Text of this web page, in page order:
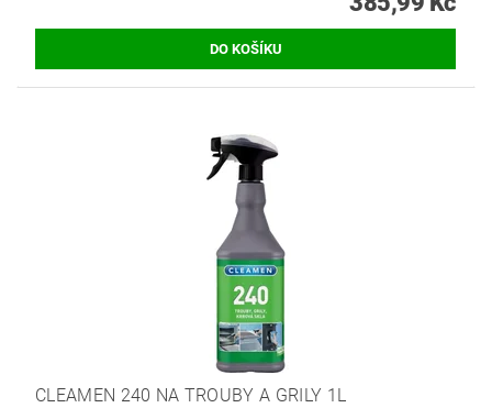
CLEAMEN 240 NA TROUBY A GRILY 1L